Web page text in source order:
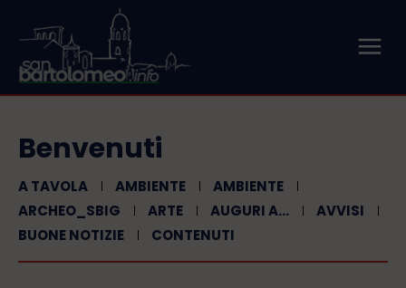
Benvenuti
A TAVOLA AMBIENTE
AMBIENTE
ARCHEO_SBIG
ARTE AUGURI A...
AVVISI
BUONE NOTIZIE
CONTENUTI